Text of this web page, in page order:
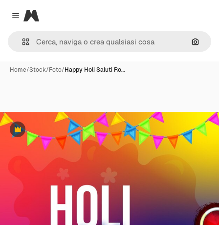
Close menu
Magnific
Cerca
Home/Stock/Foto/Happy Holi Saluti Ro…
Premium